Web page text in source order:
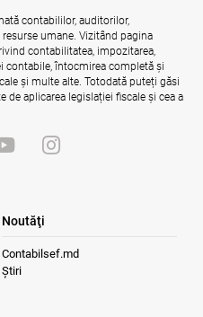
publice și a
pentru aderarea la
Serviciul Fiscal de Stat
contabililor, auditorilor,
umane. Vizitând pagina
contabilitatea, impozitarea,
contabile, întocmirea completă și
și multe alte. Totodată puteți găsi
de aplicarea legislației fiscale și cea a
Noutăţi
Contabilsef.md
Știri